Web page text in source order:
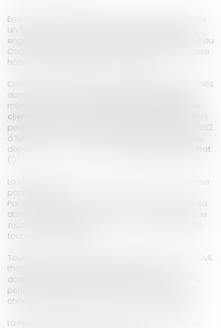
En cas de vol des biens personnels des clients dans
un hôtel, la responsabilité des hôteliers peut être
engagée sur le fondement des articles 1952 à 1954 du
Code Civil, l’obligation de surveillance du dépositaire
hôtelier étant une obligation de résultat.
Comment établir la preuve du dépôt des objets volés
dans le coffre-fort de sa chambre d’hôtel ?Pour
mémoire, en cas de
clients dans un hôtel
, la responsabilité des hôteliers
peut être engagée sur le fondement des articles 1952
à 1954 du
dépositaire hôtelier étant une
obligation de résultat
( ).
La victime n’a donc pas à établir une faute commise
par l’hôtelier (
Par conséquent, une affiche à l’entrée d’un hôtel ou
dans une chambre disposant «
La direction décline
toute responsabilité en cas de vol
toute valeur juridique.
Toutefois, en vertu de l’article 1954 al.1er du Code Civil,
l’hôtelier n’est pas responsable des vols ou
dommages qui arrivent par force majeure, ni de la
perte qui résulte de la nature ou d'un vice de la
chose, à charge de démontrer le fait qu’il allègue.
La responsabilité de l’hôtelier peut également être